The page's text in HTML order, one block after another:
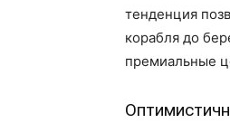
тенденция
корабля до
премиальные